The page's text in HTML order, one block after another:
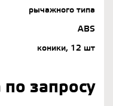
рычажного типа
ABS
коники, 12 шт
запросу